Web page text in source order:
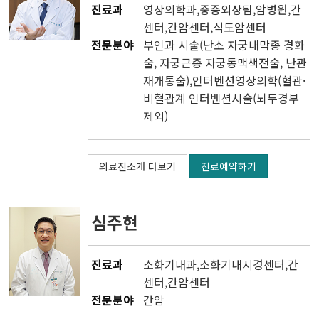
진료과 영상의학과,중증외상팀,암병원,간
센터,간암센터,식도암센터
전문분야 부인과 시술(난소 자궁내막종 경화
술, 자궁근종 자궁동맥색전술, 난관
재개통술),인터벤션영상의학(혈관·
비혈관계 인터벤션시술(뇌두경부
제외)
의료진소개 더보기 진료예약하기
심주현
진료과 소화기내과,소화기내시경센터,간
센터,간암센터
전문분야 간암